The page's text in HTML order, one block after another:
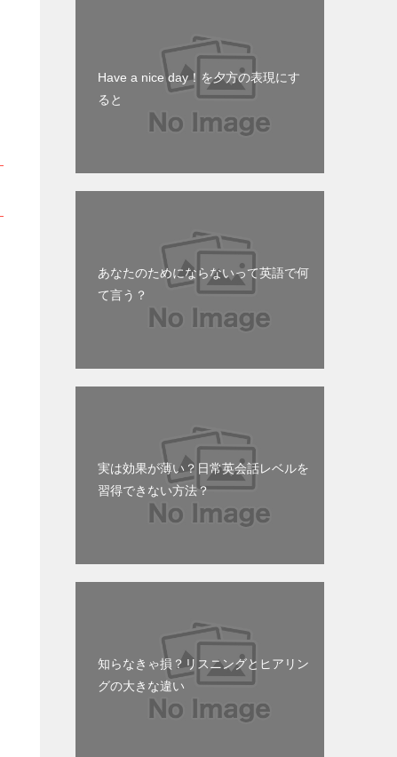
Have a nice day！を夕方の表現にす
ると
あなたのためにならないって英語で何
て言う？
実は効果が薄い？日常英会話レベルを
習得できない方法？
知らなきゃ損？リスニングとヒアリン
グの大きな違い